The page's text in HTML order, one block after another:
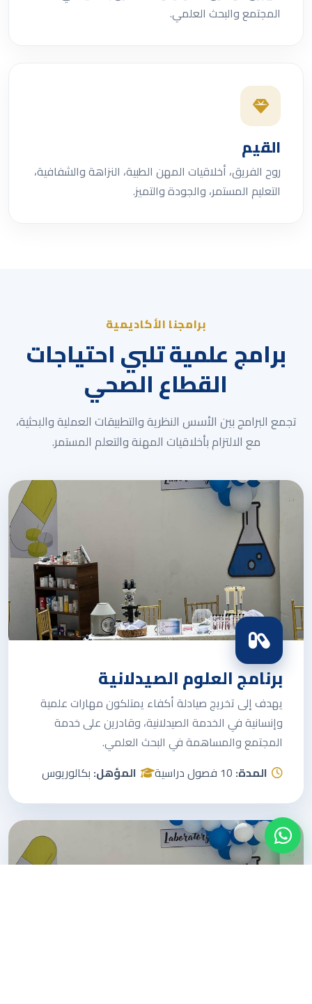
المجتمع والبحث العلمي.
القيم
روح الفريق، أخلاقيات المهن الطبية، النزاهة والشفافية،
التعليم المستمر، والجودة والتميز.
برامجنا الأكاديمية
برامج علمية تلبي احتياجات
القطاع الصحي
تجمع البرامج بين الأسس النظرية والتطبيقات العملية والبحثية،
مع الالتزام بأخلاقيات المهنة والتعلم المستمر.
برنامج العلوم الصيدلانية
يهدف إلى تخريج صيادلة أكفاء يمتلكون مهارات علمية
وإنسانية في الخدمة الصيدلانية، وقادرين على خدمة
المجتمع والمساهمة في البحث العلمي.
المدة:10 فصول دراسية المؤهل:بكالوريوس